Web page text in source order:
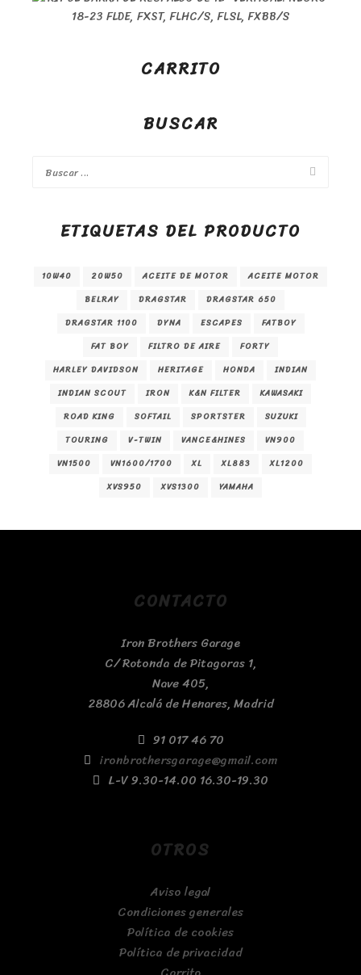
CARRITO
BUSCAR
ETIQUETAS DEL PRODUCTO
10W40 20W50 ACEITE DE MOTOR
ACEITE MOTOR
BELRAY
DRAGSTAR
DRAGSTAR 650
DRAGSTAR 1100
DYNA ESCAPES
FATBOY
FAT BOY
FILTRO DE AIRE
FORTY
HARLEY DAVIDSON
HERITAGE HONDA
INDIAN
INDIAN SCOUT
IRON K&N FILTER
KAWASAKI
ROAD KING
SOFTAIL SPORTSTER
SUZUKI
TOURING
V-TWIN VANCE&HINES
VN900
VN1500
VN1600/1700 XL XL883
XL1200
XVS950
XVS1300 YAMAHA
CONTACTO
Iron Brothers Garage
C/ Rotonda de Pitagoras 1,
Nave 405,
28806 Alcalá de Henares, Madrid
91 017 46 70
ironbrothersgarage@gmail.com
L-V 9.30-14.00 16.30-19.30
OTROS
Aviso legal
Condiciones generales
Política de cookies
Política de privacidad